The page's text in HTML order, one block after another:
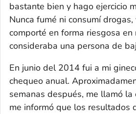
bastante bien y hago ejercicio
Nunca fumé ni consumí drogas,
comporté en forma riesgosa en
consideraba una persona de
En junio del 2014 fui a mi
chequeo anual.
semanas después, me llamó la
me informó que los resultados